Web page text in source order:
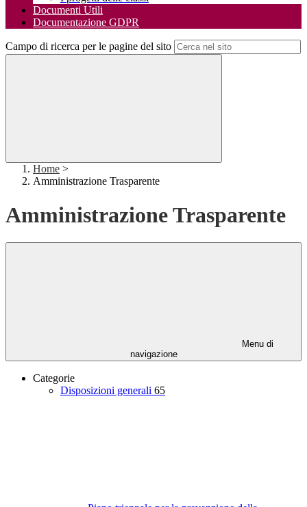
Documenti Utili
Documentazione GDPR
Campo di ricerca per le pagine del sito
Home >
Amministrazione Trasparente
Amministrazione Trasparente
Menu di
navigazione
Categorie
Disposizioni generali 65